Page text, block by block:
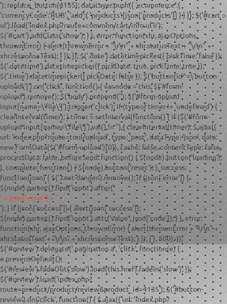
'); replace_button(4135); dataLayer.push({ 'ecommerce':{
'currencyCode':'RUB', 'add':{ 'products':[json['products']] } } }); $('#cart >
ul').load('index.php?route=common/cart/info ul li');
$('#cart').addClass('show'); } }, error: function(xhr, ajaxOptions,
thrownError) { alert(thrownError + "\r\n" + xhr.statusText + "\r\n" +
xhr.responseText); } }); }); $('.date').datetimepicker({ pickTime: false });
$('.datetime').datetimepicker({ pickDate: true, pickTime: true });
$('.time').datetimepicker({ pickDate: false }); $('button[id^=\'button-
upload\']').on('click', function() { var node = this; $('#form-
upload').remove(); $('body').prepend(''); $('#form-upload
input[name=\'file\']').trigger('click'); if (typeof timer != 'undefined') {
clearInterval(timer); } timer = setInterval(function() { if ($('#form-
upload input[name=\'file\']').val() != '') { clearInterval(timer); $.ajax({
url: 'index.php?route=tool/upload', type: 'post', dataType: 'json', data:
new FormData($('#form-upload')[0]), cache: false, contentType: false,
processData: false, beforeSend: function() { $(node).button('loading');
}, complete: function() { $(node).button('reset'); }, success:
function(json) { $('.text-danger').remove(); if (json['error']) {
$(node).parent().find('input').after('
' + json['error'] + '
'); } if (json['success']) { alert(json['success']);
$(node).parent().find('input').attr('value', json['code']); } }, error:
function(xhr, ajaxOptions, thrownError) { alert(thrownError + "\r\n" +
xhr.statusText + "\r\n" + xhr.responseText); } }); } }, 500); });
$('#review').delegate('.pagination a', 'click', function(e) {
e.preventDefault();
$('#review').fadeOut('slow').load(this.href).fadeIn('slow'); });
$('#review').load('index.php?
route=product/product/review&product_id=4135'); $('#button-
review').on('click', function() { $.ajax({ url: 'index.php?